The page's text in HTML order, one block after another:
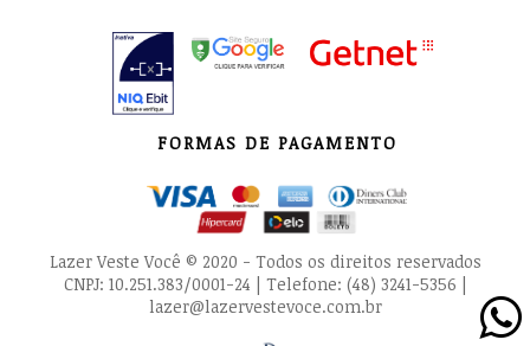
FORMAS DE PAGAMENTO
Lazer Veste Você © 2020 - Todos os direitos reservados
CNPJ: 10.251.383/0001-24 | Telefone: (48) 3241-5356 |
lazer@lazervestevoce.com.br